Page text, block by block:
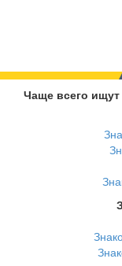
Чаще всего ищут